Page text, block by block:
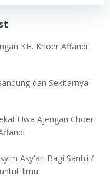
KH. Khoer Affandi
dan Sekitarnya
Uwa Ajengan Choer
Asy'ari Bagi Santri /
Ilmu